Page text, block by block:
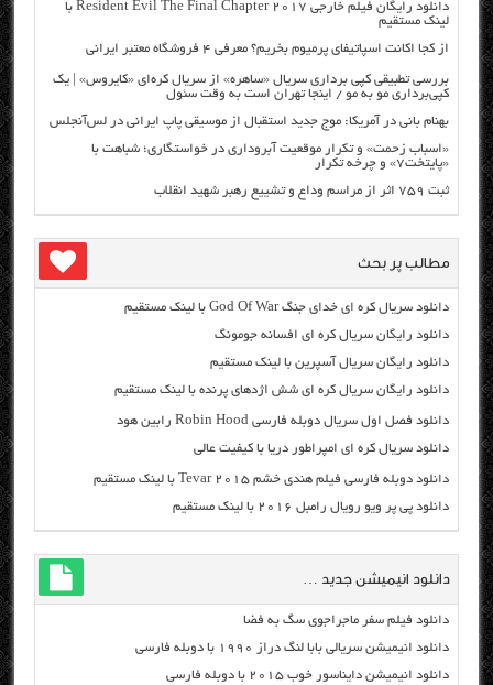
دانلود رایگان فیلم خارجی Resident Evil The Final Chapter 2017 با
لینک مستقیم
از کجا اکانت اسپاتیفای پرمیوم بخریم؟ معرفی ۴ فروشگاه معتبر ایرانی
بررسی تطبیقی کپی برداری سریال «ساهره» از سریال کره‌ای «کایروس» | یک
کپی‌برداری مو به مو / اینجا تهران است به وقت سئول
بهنام بانی در آمریکا: موج جدید استقبال از موسیقی پاپ ایرانی در لس‌آنجلس
«اسباب زحمت» و تکرار موقعیت آبروداری در خواستگاری؛ شباهت با
«پایتخت۷» و چرخه تکرار
ثبت ۷۵۹ اثر از مراسم وداع و تشییع رهبر شهید انقلاب
مطالب پر بحث
دانلود سریال کره ای خدای جنگ God Of War با لینک مستقیم
دانلود رایگان سریال کره ای افسانه جومونگ
دانلود رایگان سریال آسپرین با لینک مستقیم
دانلود رایگان سریال کره ای شش اژدهای پرنده با لینک مستقیم
دانلود فصل اول سریال دوبله فارسی Robin Hood رابین هود
دانلود سریال کره ای امپراطور دریا با کیفیت عالی
دانلود دوبله فارسی فیلم هندی خشم Tevar ۲۰۱۵ با لینک مستقیم
دانلود پی پر ویو رویال رامبل ۲۰۱۶ با لینک مستقیم
دانلود انیمیشن جدید …
دانلود فیلم سفر ماجراجوی سگ به فضا
دانلود انیمیشن سریالی بابا لنگ دراز ۱۹۹۰ با دوبله فارسی
دانلود انیمیشن دایناسور خوب ۲۰۱۵ با دوبله فارسی